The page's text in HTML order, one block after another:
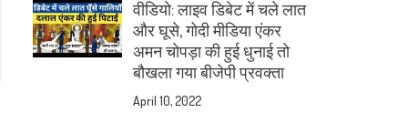
वीडियो: लाइव डिबेट में चले लात
और घूसे, गोदी मीडिया एंकर
अमन चोपड़ा की हुई धुनाई तो
बौखला गया बीजेपी प्रवक्ता
April 10, 2022